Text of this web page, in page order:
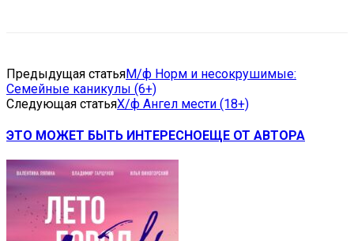
Предыдущая статьяМ/ф Норм и несокрушимые:
Семейные каникулы (6+)
Следующая статьяХ/ф Ангел мести (18+)
ЭТО МОЖЕТ БЫТЬ ИНТЕРЕСНОЕЩЕ ОТ АВТОРА